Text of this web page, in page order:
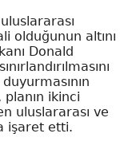
olduğunun altını
Donald
ikinci
uluslararası ve
işaret etti.